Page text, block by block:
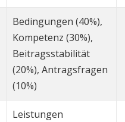
Bedingungen (40%),
Kompetenz (30%),
Beitragsstabilität
(20%), Antragsfragen
(10%)
Leistungen